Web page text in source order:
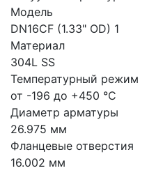
Модель
DN16CF (1.33" OD) 1
Материал
304L SS
Температурный режим
от -196 до +450 °С
Диаметр арматуры
26.975 мм
Фланцевые отверстия
16.002 мм